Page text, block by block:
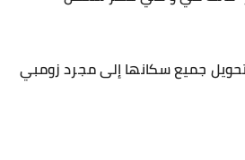
تحويل جميع سكانها إلى مجرد زومبي